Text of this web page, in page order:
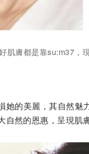
肌膚都是靠su:m37，
她的美麗，其自然魅
自然的恩惠，呈現肌